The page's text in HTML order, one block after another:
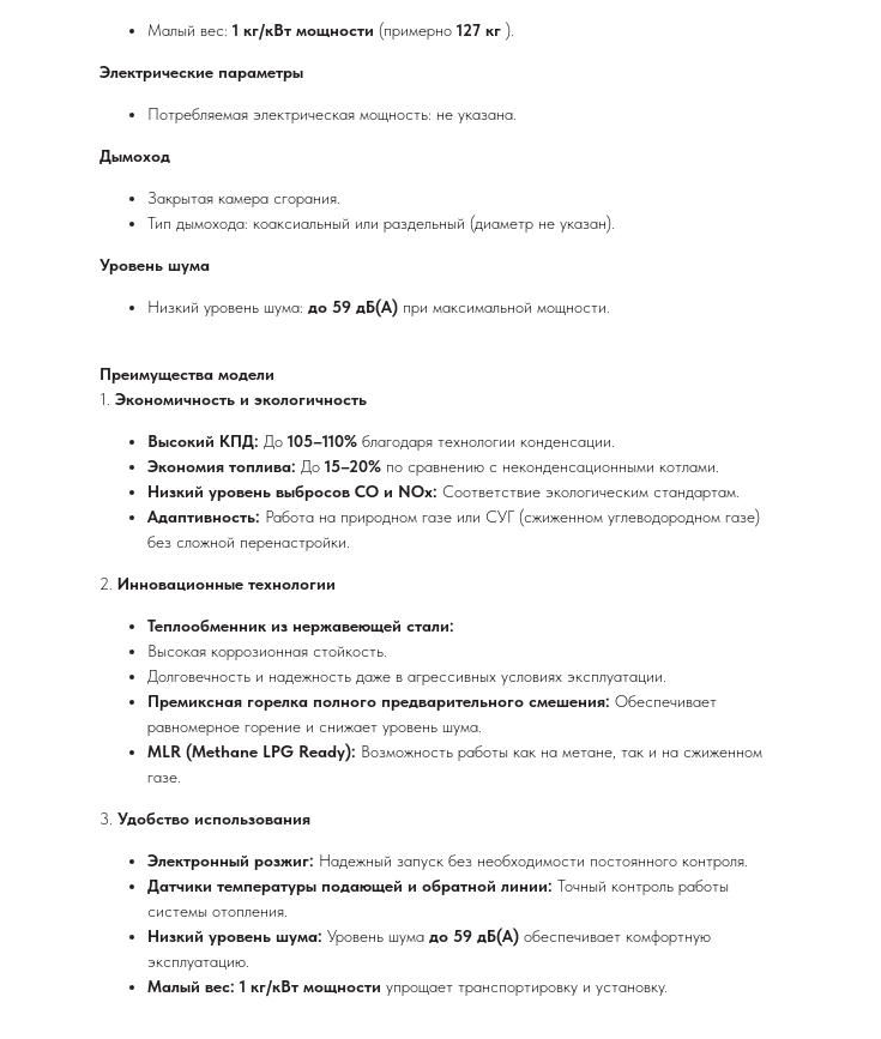
Малый вес: 1 кг/кВт мощности (примерно 127 кг ).
Электрические параметры
Потребляемая электрическая мощность: не указана.
Дымоход
Закрытая камера сгорания.
Тип дымохода: коаксиальный или раздельный (диаметр не указан).
Уровень шума
Низкий уровень шума: до 59 дБ(А) при максимальной мощности.
Преимущества модели
1. Экономичность и экологичность
Высокий КПД: До 105–110% благодаря технологии конденсации.
Экономия топлива: До 15–20% по сравнению с неконденсационными котлами.
Низкий уровень выбросов CO и NOx: Соответствие экологическим стандартам.
Адаптивность: Работа на природном газе или СУГ (сжиженном углеводородном газе)
без сложной перенастройки.
2. Инновационные технологии
Теплообменник из нержавеющей стали:
Высокая коррозионная стойкость.
Долговечность и надежность даже в агрессивных условиях эксплуатации.
Премиксная горелка полного предварительного смешения: Обеспечивает
равномерное горение и снижает уровень шума.
MLR (Methane LPG Ready): Возможность работы как на метане, так и на сжиженном
газе.
3. Удобство использования
Электронный розжиг: Надежный запуск без необходимости постоянного контроля.
Датчики температуры подающей и обратной линии: Точный контроль работы
системы отопления.
Низкий уровень шума: Уровень шума до 59 дБ(А) обеспечивает комфортную
эксплуатацию.
Малый вес: 1 кг/кВт мощности упрощает транспортировку и установку.